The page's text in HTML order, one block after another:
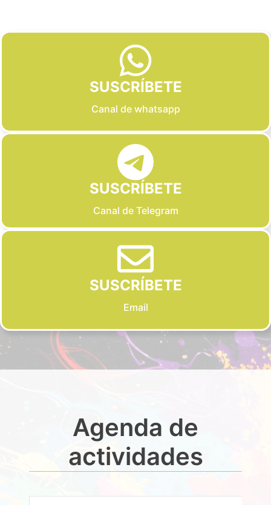
SUSCRÍBETE
Canal de whatsapp
SUSCRÍBETE
Canal de Telegram
SUSCRÍBETE
Email
Agenda de
actividades